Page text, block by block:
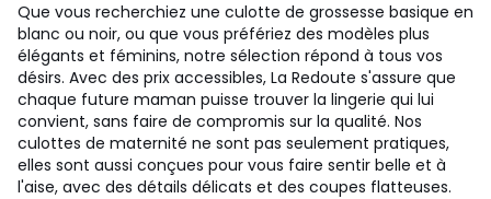
Que vous recherchiez une culotte de grossesse basique en
blanc ou noir, ou que vous préfériez des modèles plus
élégants et féminins, notre sélection répond à tous vos
désirs. Avec des prix accessibles, La Redoute s'assure que
chaque future maman puisse trouver la lingerie qui lui
convient, sans faire de compromis sur la qualité. Nos
culottes de maternité ne sont pas seulement pratiques,
elles sont aussi conçues pour vous faire sentir belle et à
l'aise, avec des détails délicats et des coupes flatteuses.